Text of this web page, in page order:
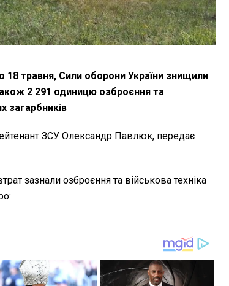
18 травня, Сили оборони України знищили
2 291 одиницю озброєння та
загарбників
ЗСУ Олександр Павлюк, передає
зазнали озброєння та військова техніка